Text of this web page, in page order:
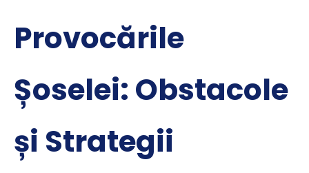
Provocările
Șoselei: Obstacole
și Strategii